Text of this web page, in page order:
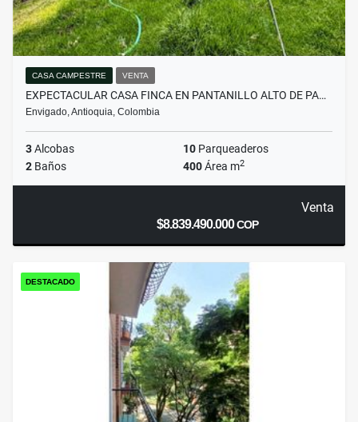
CASA CAMPESTRE VENTA
EXPECTACULAR CASA FINCA EN PANTANILLO ALTO DE PA…
Envigado, Antioquia, Colombia
3Alcobas 10 Parqueaderos
2 Baños 400Área m2
Venta
$8.839.490.000COP
DESTACADO